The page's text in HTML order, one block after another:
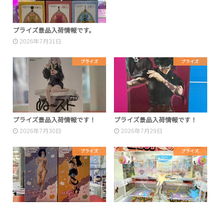
プライズ景品入荷情報です。
2026年7月31日
プライズ
プライズ景品入荷情報です！
2026年7月30日
プライズ
プライズ景品入荷情報です！
2026年7月29日
プライズ プライズ